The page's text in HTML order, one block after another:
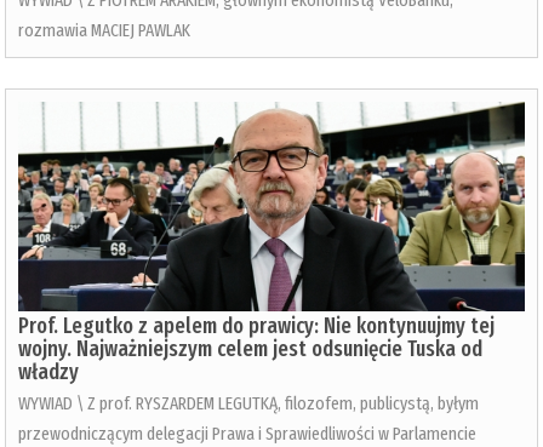
rozmawia MACIEJ PAWLAK
Prof. Legutko z apelem do prawicy: Nie kontynuujmy tej
wojny. Najważniejszym celem jest odsunięcie Tuska od
władzy
WYWIAD \ Z prof. RYSZARDEM LEGUTKĄ, filozofem, publicystą, byłym
przewodniczącym delegacji Prawa i Sprawiedliwości w Parlamencie